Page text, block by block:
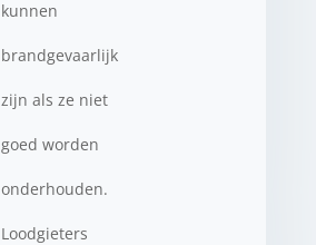
kunnen
brandgevaarlijk
zijn als ze niet
goed worden
onderhouden.
Loodgieters